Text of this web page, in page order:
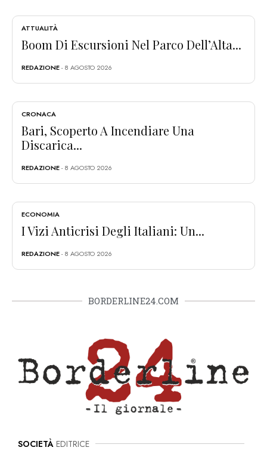
ATTUALITÀ
Boom Di Escursioni Nel Parco Dell’Alta...
REDAZIONE- 8 AGOSTO 2026
CRONACA
Bari, Scoperto A Incendiare Una
Discarica...
REDAZIONE- 8 AGOSTO 2026
ECONOMIA
I Vizi Anticrisi Degli Italiani: Un...
REDAZIONE- 8 AGOSTO 2026
BORDERLINE24.COM
SOCIETÀ EDITRICE